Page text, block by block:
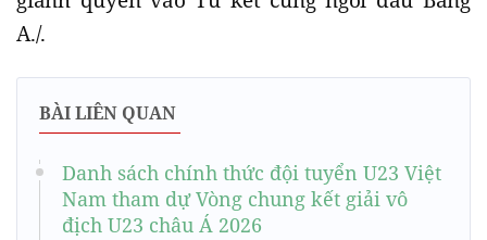
A./.
BÀI LIÊN QUAN
Danh sách chính thức đội tuyển U23 Việt
Nam tham dự Vòng chung kết giải vô
địch U23 châu Á 2026